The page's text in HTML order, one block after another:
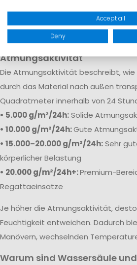
robuste Verstärkungen sorgen
Bedingungen zuverlässig draußen
Atmungsaktivität
Die Atmungsaktivität beschreibt,
durch das Material nach außen
Quadratmeter innerhalb von 24
• 5.000 g/m²/24h:Solide
• 10.000 g/m²/24h:Gute
• 15.000–20.000 g/m²/24h:Sehr
körperlicher Belastung
• 20.000 g/m²/24h+:Premium-
Regattaeinsätze
Je höher die Atmungsaktivität,
Feuchtigkeit entweichen. Dadurch
Manövern, wechselnden
Warum sind Wassersäule
Accept all
Deny